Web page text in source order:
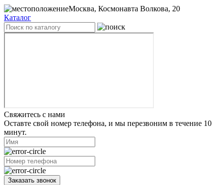
Москва, Космонавта Волкова, 20
Каталог
Свяжитесь с нами
Оставте свой номер телефона, и мы перезвоним в течение 10
минут.
Заказать звонок